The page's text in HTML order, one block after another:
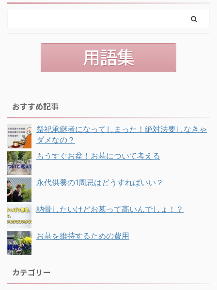
おすすめ記事
祭祀承継者になってしまった！絶対法要しなきゃ
ダメなの？
もうすぐお盆！お墓について考える
永代供養の1周忌はどうすればいい？
納骨したいけどお墓って高いんでしょ！？
お墓を維持するための費用
カテゴリー